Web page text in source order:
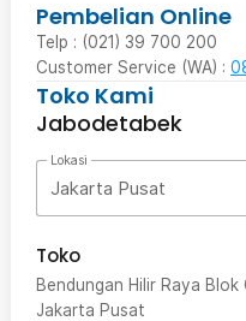
Pembelian Online
Telp : (021) 39 700 200
Customer Service (WA) :
Toko Kami
Jabodetabek
Lokasi
Jakarta Pusat
Toko
Bendungan Hilir Raya Blok
Jakarta Pusat